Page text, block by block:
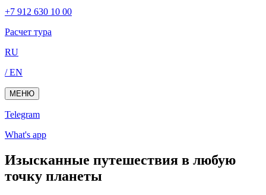
+7 912 630 10 00
Расчет тура
RU
/ EN
МЕНЮ
Telegram
What's app
Изысканные путешествия в любую
точку планеты